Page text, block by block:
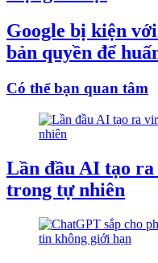
Google bị kiện
bản quyền để
Có thể bạn quan tâm
Lần đầu AI tạo
trong tự nhiên